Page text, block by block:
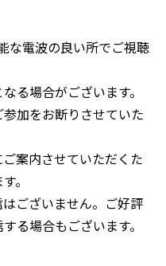
な電波の良い所でご視聴
る場合がございます。
加をお断りさせていた
案内させていただくた
。
ございません。ご好評
る場合もございます。